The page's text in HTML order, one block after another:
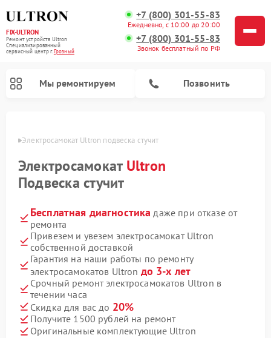
FIX-ULTRON
Ремонт устройств Ultron
Специализированный
cервисный центр г.Грозный
+7 (800) 301-55-83
Ежедневно, с 10:00 до 20:00
+7 (800) 301-55-83
Звонок бесплатный по РФ
Мы ремонтируем Позвонить
Электросамокат Ultron подвеска стучит
Электросамокат Ultron
Подвеска стучит
Бесплатная диагностика даже при отказе от
ремонта
Привезем и увезем электросамокат Ultron
собственной доставкой
Гарантия на наши работы по ремонту
электросамокатов Ultron до 3-х лет
Срочный ремонт электросамокатов Ultron в
течении часа
Скидка для вас до 20%
Получите 1500 рублей на ремонт
Оригинальные комплектующие Ultron